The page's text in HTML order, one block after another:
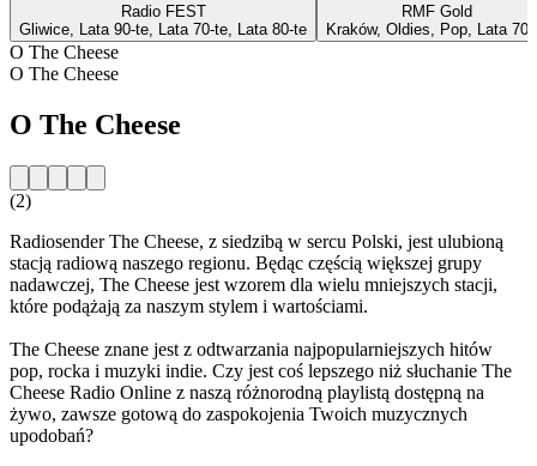
Radio FEST
Gliwice, Lata 90-te, Lata 70-te, Lata 80-te
RMF Gold
Kraków, Oldies, Pop, Lata 70-
O The Cheese
O The Cheese
O The Cheese
(2)
Radiosender The Cheese, z siedzibą w sercu Polski, jest ulubioną
stacją radiową naszego regionu. Będąc częścią większej grupy
nadawczej, The Cheese jest wzorem dla wielu mniejszych stacji,
które podążają za naszym stylem i wartościami.
The Cheese znane jest z odtwarzania najpopularniejszych hitów
pop, rocka i muzyki indie. Czy jest coś lepszego niż słuchanie The
Cheese Radio Online z naszą różnorodną playlistą dostępną na
żywo, zawsze gotową do zaspokojenia Twoich muzycznych
upodobań?